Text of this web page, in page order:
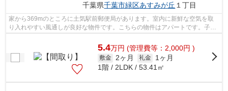
千葉県千葉市緑区あすみが丘 １丁目
家から369mのところに土気駅前郵便局があります。室内に新鮮な空気を取
り入れやすい風通しが良好な物件です。こちらの物件はアパートです。子育
てをする際の悩みも大型タウン内なら解...
5.4万円 (管理費等：2,000円 )
敷金 2ヶ月 礼金
1ヶ月
1階 / 2LDK / 53.41㎡